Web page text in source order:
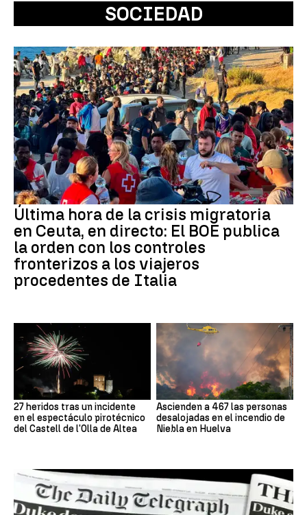
SOCIEDAD
Última hora de la crisis migratoria
en Ceuta, en directo: El BOE publica
la orden con los controles
fronterizos a los viajeros
procedentes de Italia
27 heridos tras un incidente
en el espectáculo pirotécnico
del Castell de l'Olla de Altea
Ascienden a 467 las personas
desalojadas en el incendio de
Niebla en Huelva